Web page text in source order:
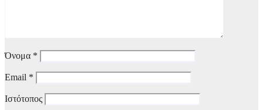
Όνομα *
Email *
Ιστότοπος